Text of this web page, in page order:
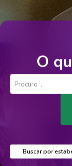
O
Procuro por...
Buscar por